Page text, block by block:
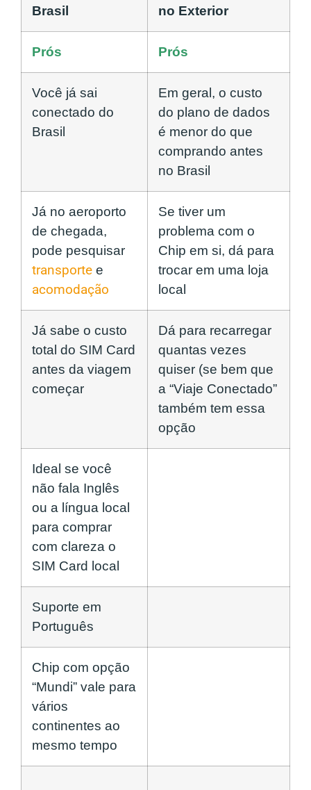
Brasil
no Exterior
Prós Prós
Você já sai
conectado do
Brasil
Em geral, o custo
do plano de dados
é menor do que
comprando antes
no Brasil
Já no aeroporto
de chegada,
pode pesquisar
transporte e
acomodação
Se tiver um
problema com o
Chip em si, dá para
trocar em uma loja
local
Já sabe o custo
total do SIM Card
antes da viagem
começar
Dá para recarregar
quantas vezes
quiser (se bem que
a “Viaje Conectado”
também tem essa
opção
Ideal se você
não fala Inglês
ou a língua local
para comprar
com clareza o
SIM Card local
Suporte em
Português
Chip com opção
“Mundi” vale para
vários
continentes ao
mesmo tempo